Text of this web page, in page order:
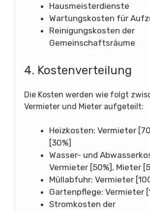
Hausmeisterdienste
Wartungskosten für
Reinigungskosten der
Gemeinschaftsräume
4. Kostenverteilung
Die Kosten werden wie folgt
Vermieter und Mieter aufgeteilt:
Heizkosten: Vermieter
[30%]
Wasser- und
Vermieter [50%], Mieter
Müllabfuhr: Vermieter
Gartenpflege: Vermieter
Stromkosten der